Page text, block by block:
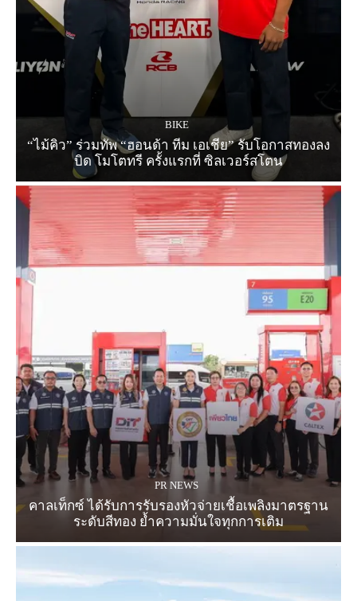
BIKE
“ไม้คิว” ร่วมทัพ “ฮอนด้า ทีม เอเชีย” รับโอกาสทองลง
บิด โมโตทรี ครั้งแรกที่ ซิลเวอร์สโตน
PR NEWS
คาลเท็กซ์ ได้รับการรับรองหัวจ่ายเชื้อเพลิงมาตรฐาน
ระดับสีทอง ย้ำความมั่นใจทุกการเติม